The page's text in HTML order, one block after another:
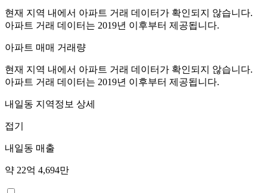
현재 지역 내에서 아파트 거래 데이터가 확인되지 않습니다.
아파트 거래 데이터는 2019년 이후부터 제공됩니다.
아파트 매매 거래량
현재 지역 내에서 아파트 거래 데이터가 확인되지 않습니다.
아파트 거래 데이터는 2019년 이후부터 제공됩니다.
내일동 지역정보 상세
접기
내일동 매출
약 22억 4,694만